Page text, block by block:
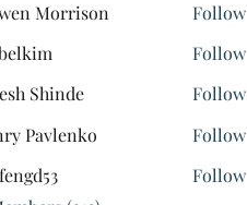
Morrison
Follow
Follow
Shinde
Follow
Pavlenko
Follow
Follow